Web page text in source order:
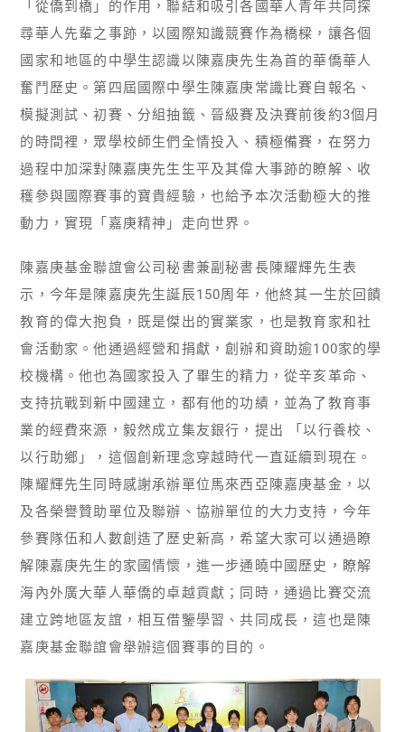
「從僑到橋」的作用，聯結和吸引各國華人青年共同探
尋華人先輩之事跡，以國際知識競賽作為橋樑，讓各個
國家和地區的中學生認識以陳嘉庚先生為首的華僑華人
奮鬥歷史。第四屆國際中學生陳嘉庚常識比賽自報名、
模擬測試、初賽、分組抽籤、晉級賽及決賽前後約3個月
的時間裡，眾學校師生們全情投入、積極備賽，在努力
過程中加深對陳嘉庚先生生平及其偉大事跡的瞭解、收
穫參與國際賽事的寶貴經驗，也給予本次活動極大的推
動力，實現「嘉庚精神」走向世界。
陳嘉庚基金聯誼會公司秘書兼副秘書長陳耀輝先生表
示，今年是陳嘉庚先生誕辰150周年，他終其一生於回饋
教育的偉大抱負，既是傑出的實業家，也是教育家和社
會活動家。他通過經營和捐獻，創辦和資助逾100家的學
校機構。他也為國家投入了畢生的精力，從辛亥革命、
支持抗戰到新中國建立，都有他的功績，並為了教育事
業的經費來源，毅然成立集友銀行，提出 「以行養校、
以行助鄉」，這個創新理念穿越時代一直延續到現在。
陳耀輝先生同時感謝承辦單位馬來西亞陳嘉庚基金，以
及各榮譽贊助單位及聯辦、協辦單位的大力支持，今年
參賽隊伍和人數創造了歷史新高，希望大家可以通過瞭
解陳嘉庚先生的家國情懷，進一步通曉中國歷史，瞭解
海內外廣大華人華僑的卓越貢獻；同時，通過比賽交流
建立跨地區友誼，相互借鑒學習、共同成長，這也是陳
嘉庚基金聯誼會舉辦這個賽事的目的。